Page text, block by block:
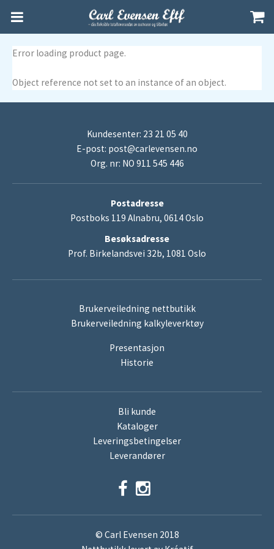
Error loading product page.
Object reference not set to an instance of an object.
Kundesenter: 23 21 05 40
E-post: post@carlevensen.no
Org. nr: NO 911 545 446
Postadresse
Postboks 119 Alnabru, 0614 Oslo
Besøksadresse
Prof. Birkelandsvei 32b, 1081 Oslo
Brukerveiledning nettbutikk
Brukerveiledning kalkyleverktøy
Presentasjon
Historie
Bli kunde
Kataloger
Leveringsbetingelser
Leverandører
© Carl Evensen 2018